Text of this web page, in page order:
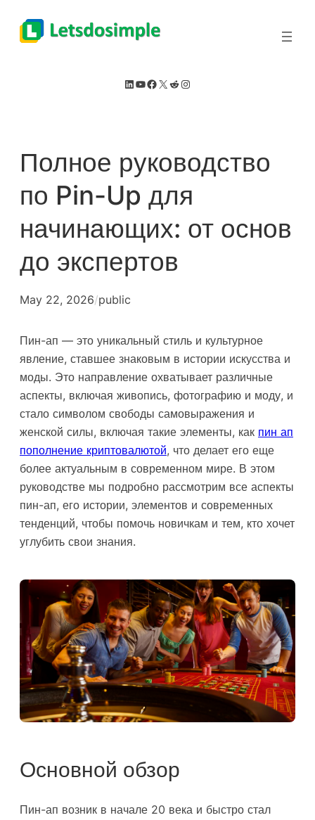
LinkedIn YouTube Facebook X Reddit Instagram
Полное руководство
по Pin-Up для
начинающих: от основ
до экспертов
May 22, 2026/public
Пин-ап — это уникальный стиль и культурное
явление, ставшее знаковым в истории искусства и
моды. Это направление охватывает различные
аспекты, включая живопись, фотографию и моду, и
стало символом свободы самовыражения и
женской силы, включая такие элементы, как пин ап
пополнение криптовалютой, что делает его еще
более актуальным в современном мире. В этом
руководстве мы подробно рассмотрим все аспекты
пин-ап, его истории, элементов и современных
тенденций, чтобы помочь новичкам и тем, кто хочет
углубить свои знания.
Основной обзор
Пин-ап возник в начале 20 века и быстро стал